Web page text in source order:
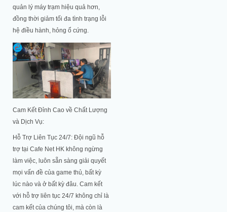
quản lý máy trạm hiệu quả hơn,
đồng thời giảm tối đa tình trạng lỗi
hệ điều hành, hỏng ổ cứng.
Cam Kết Đỉnh Cao về Chất Lượng
và Dịch Vụ:
Hỗ Trợ Liên Tục 24/7: Đội ngũ hỗ
trợ tại Cafe Net HK không ngừng
làm việc, luôn sẵn sàng giải quyết
mọi vấn đề của game thủ, bất kỳ
lúc nào và ở bất kỳ đâu. Cam kết
với hỗ trợ liên tục 24/7 không chỉ là
cam kết của chúng tôi, mà còn là